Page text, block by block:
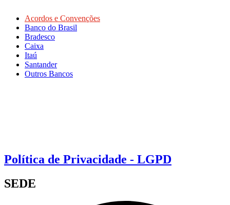
Acordos e Convenções
Banco do Brasil
Bradesco
Caixa
Itaú
Santander
Outros Bancos
Política de Privacidade - LGPD
SEDE